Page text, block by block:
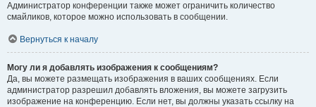
Администратор конференции также может ограничить количество
смайликов, которое можно использовать в сообщении.
Вернуться к началу
Могу ли я добавлять изображения к сообщениям?
Да, вы можете размещать изображения в ваших сообщениях. Если
администратор разрешил добавлять вложения, вы можете загрузить
изображение на конференцию. Если нет, вы должны указать ссылку на